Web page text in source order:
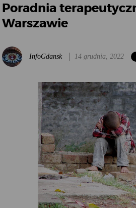
Poradnia
Warszawie
InfoGdansk 14 grudnia, 2022